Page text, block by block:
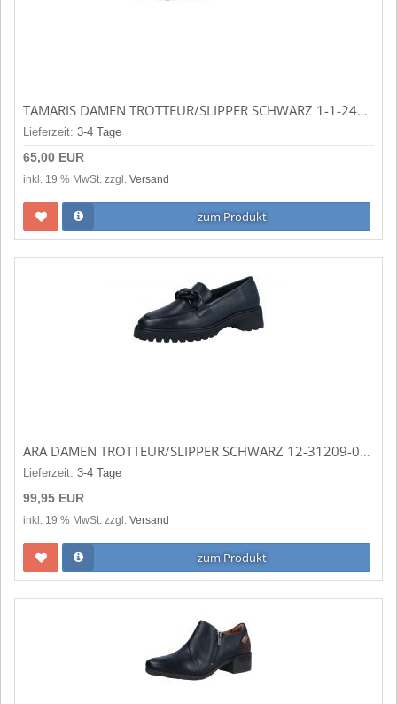
TAMARIS DAMEN TROTTEUR/SLIPPER SCHWARZ 1-1-24200-42-003
Lieferzeit: 3-4 Tage
65,00 EUR
inkl. 19 % MwSt. zzgl. Versand
zum Produkt
ARA DAMEN TROTTEUR/SLIPPER SCHWARZ 12-31209-01
Lieferzeit: 3-4 Tage
99,95 EUR
inkl. 19 % MwSt. zzgl. Versand
zum Produkt